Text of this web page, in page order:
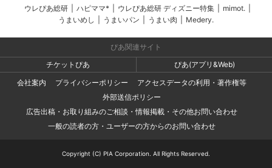
ウレぴあ総研 ハピママ* ウレぴあ総研 ディズニー特集 mimot.
うまいめし
うまいパン うまい肉 Medery.
ぴあ関連サイト
チケットぴあ
ぴあ(アプリ&Web)
会社案内
プライバシーポリシー
アクセスデータの利用・著作権等
外部送信ポリシー
広告出稿・お取り組みのご相談・情報掲載・その他お問い合わせ
一般の読者の方・ユーザーの方からのお問い合わせ
Copyright (C) PIA Corporation. All Rights Reserved.